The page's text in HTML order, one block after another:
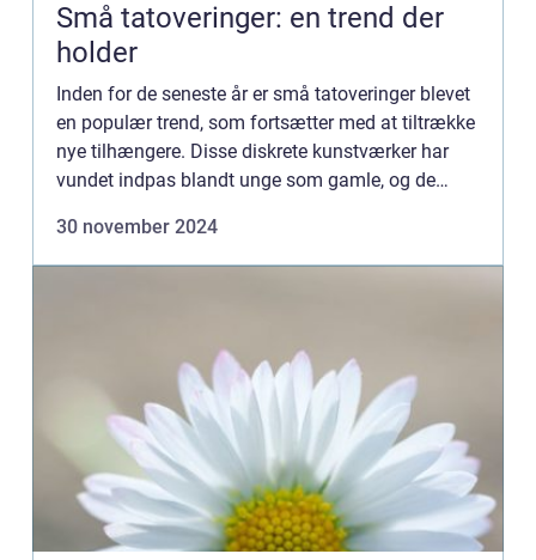
Små tatoveringer: en trend der
holder
Inden for de seneste år er små tatoveringer blevet
en populær trend, som fortsætter med at tiltrække
nye tilhængere. Disse diskrete kunstværker har
vundet indpas blandt unge som gamle, og de
30 november 2024